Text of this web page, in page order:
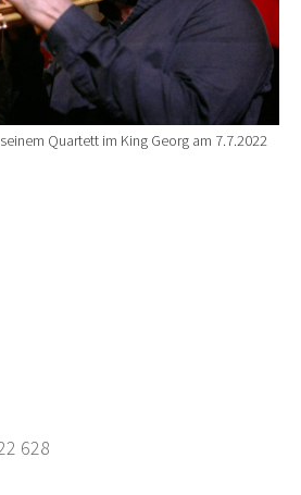
Quartett im King Georg am 7.7.2022
628